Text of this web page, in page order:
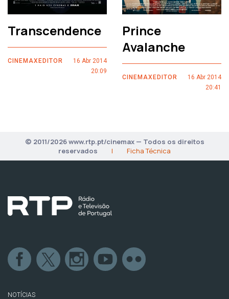
Transcendence
CINEMAXEDITOR
16 Abr 2014
20:09
Prince
Avalanche
CINEMAXEDITOR
16 Abr 2014
20:41
© 2011/2026 www.rtp.pt/cinemax — Todos os direitos
reservados
| Ficha Técnica
NOTÍCIAS